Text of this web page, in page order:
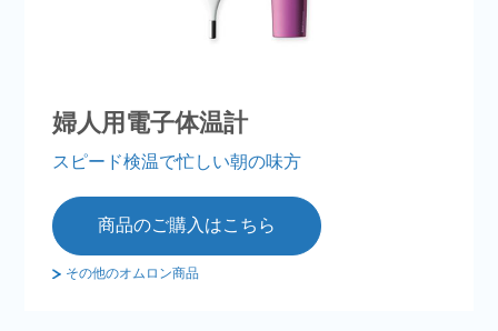
婦人用電子体温計
スピード検温で忙しい朝の味方
商品のご購入はこちら
その他のオムロン商品